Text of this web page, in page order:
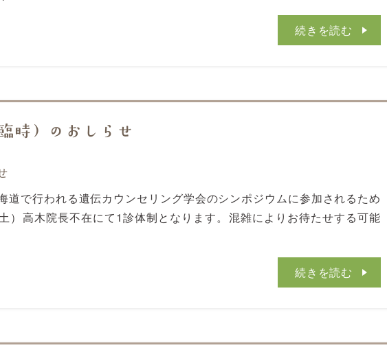
続きを読む
時）のおしらせ
道で行われる遺伝カウンセリング学会のシンポジウムに参加されるため
）高木院長不在にて1診体制となります。混雑によりお待たせする可能
続きを読む